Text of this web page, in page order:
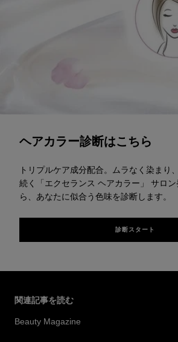
ヘアカラー診断はこちら
トリプルケア成分配合。ムラなく染まり
続く「エクセランス ヘアカラー」 サロ
ら、あなたに似合う色味を診断します。
診断スタート
関連記事を読む
Beauty Magazine